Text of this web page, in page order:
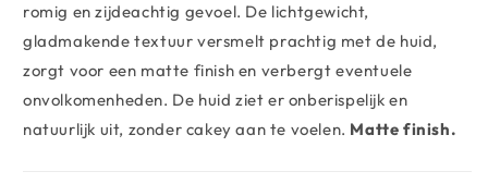
romig en zijdeachtig gevoel. De lichtgewicht,
gladmakende textuur versmelt prachtig met de huid,
zorgt voor een matte finish en verbergt eventuele
onvolkomenheden. De huid ziet er onberispelijk en
natuurlijk uit, zonder cakey aan te voelen. Matte finish.